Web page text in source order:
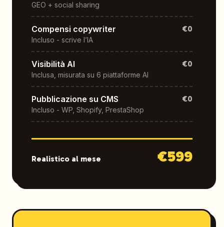
GEO + social sharing
Compensi copywriter
Incluso - scrive l’IA
€0
Visibilità AI
Inclusa, misurata su 6 piattaforme AI
€0
Pubblicazione su CMS
Incluso - WP, Shopify, PrestaShop
€0
Realistico al mese €599